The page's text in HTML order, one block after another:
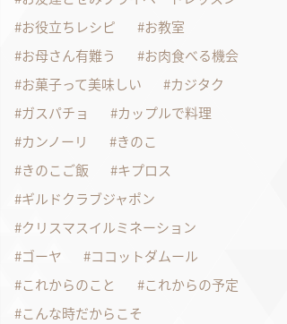
お役立ちレシピ
お教室
お母さん有難う
お肉食べる機会
お菓子って美味しい
カジタク
ガスパチョ
カップルで料理
カンノーリ
きのこ
きのこご飯
キプロス
ギルドクラブジャポン
クリスマスイルミネーション
ゴーヤ
ココットダムール
これからのこと
これからの予定
こんな時だからこそ